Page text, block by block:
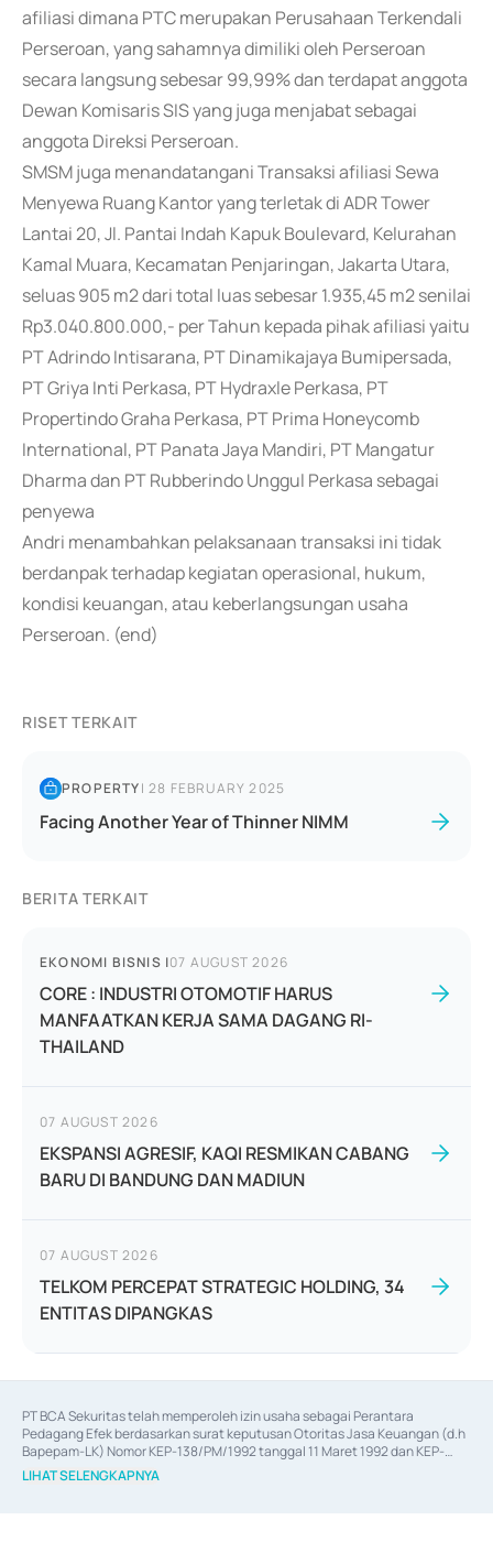
afiliasi dimana PTC merupakan Perusahaan Terkendali
Perseroan, yang sahamnya dimiliki oleh Perseroan
secara langsung sebesar 99,99% dan terdapat anggota
Dewan Komisaris SIS yang juga menjabat sebagai
anggota Direksi Perseroan.
SMSM juga menandatangani Transaksi afiliasi Sewa
Menyewa Ruang Kantor yang terletak di ADR Tower
Lantai 20, Jl. Pantai Indah Kapuk Boulevard, Kelurahan
Kamal Muara, Kecamatan Penjaringan, Jakarta Utara,
seluas 905 m2 dari total luas sebesar 1.935,45 m2 senilai
Rp3.040.800.000,- per Tahun kepada pihak afiliasi yaitu
PT Adrindo Intisarana, PT Dinamikajaya Bumipersada,
PT Griya Inti Perkasa, PT Hydraxle Perkasa, PT
Propertindo Graha Perkasa, PT Prima Honeycomb
International, PT Panata Jaya Mandiri, PT Mangatur
Dharma dan PT Rubberindo Unggul Perkasa sebagai
penyewa
Andri menambahkan pelaksanaan transaksi ini tidak
berdanpak terhadap kegiatan operasional, hukum,
kondisi keuangan, atau keberlangsungan usaha
Perseroan. (end)
RISET TERKAIT
PROPERTY|28 FEBRUARY 2025
Facing Another Year of Thinner NIMM
BERITA TERKAIT
EKONOMI BISNIS |07 AUGUST 2026
CORE : INDUSTRI OTOMOTIF HARUS
MANFAATKAN KERJA SAMA DAGANG RI-
THAILAND
07 AUGUST 2026
EKSPANSI AGRESIF, KAQI RESMIKAN CABANG
BARU DI BANDUNG DAN MADIUN
07 AUGUST 2026
TELKOM PERCEPAT STRATEGIC HOLDING, 34
ENTITAS DIPANGKAS
PT BCA Sekuritas telah memperoleh izin usaha sebagai Perantara
Pedagang Efek berdasarkan surat keputusan Otoritas Jasa Keuangan (d.h
Bapepam-LK) Nomor KEP-138/PM/1992 tanggal 11 Maret 1992 dan KEP-
06/D.04/2014 tanggal 28 Februari 2014, izin usaha sebagai Penjamin Emisi
Efek berdasarkan surat keputusan Otoritas Jasa Keuangan Nomor KEP-
LIHAT SELENGKAPNYA